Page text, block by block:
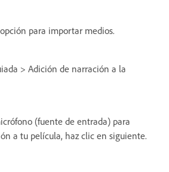
para importar medios.
> Adición de narración a la
(fuente de entrada) para
a tu película, haz clic en siguiente.